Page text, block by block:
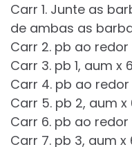
Carr 1. Junte as
de ambas as
Carr 2. pb ao redor
Carr 3. pb 1, aum x
Carr 4. pb ao redor
Carr 5. pb 2, aum
Carr 6. pb ao
Carr 7. pb 3, aum x